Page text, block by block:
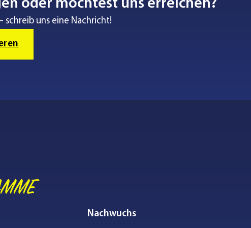
oder möchtest uns erreichen?
schreib uns eine Nachricht!
Nachwuchs